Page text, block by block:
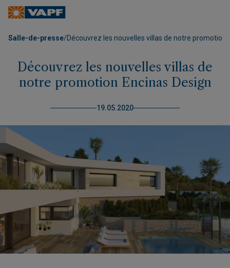
Salle-de-presse/Découvrez les nouvelles villas de notre promotion
Découvrez les nouvelles villas de
notre promotion Encinas Design
19.05.2020